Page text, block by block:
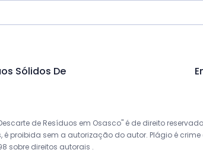
Sólidos De
de Resíduos em Osasco" é de direito
proibida sem a autorização do autor. Plágio é crime
sobre direitos autorais .